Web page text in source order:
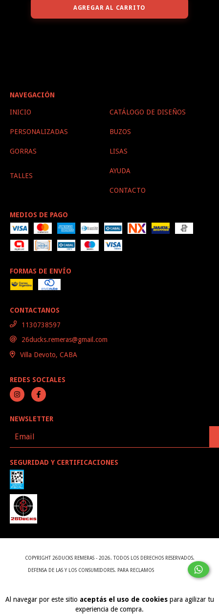
Al navegar por este sitio aceptás el uso de cookiespara agilizar tu
experiencia de compra.
AGREGAR AL CARRITO
NAVEGACIÓN
INICIO CATÁLOGO DE DISEÑOS
PERSONALIZADAS BUZOS
GORRAS LISAS
TALLES
AYUDA
CONTACTO
MEDIOS DE PAGO
FORMAS DE ENVÍO
CONTACTANOS
1130738597
26ducks.remeras@gmail.com
Villa Devoto, CABA
REDES SOCIALES
NEWSLETTER
SEGURIDAD Y CERTIFICACIONES
COPYRIGHT 26DUCKS REMERAS - 2026. TODOS LOS DERECHOS RESERVADOS.
DEFENSA DE LAS Y LOS CONSUMIDORES. PARA RECLAMOS
INGRESÁ ACÁ.